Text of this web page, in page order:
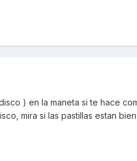
) en la maneta si te hace
mira si las pastillas estan